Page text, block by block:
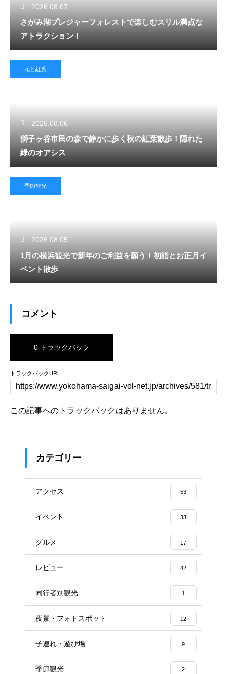
2026.08.07
さがみ湖プレジャーフォレストで楽しむスリル満点な
アトラクション！
花と紅葉
2026.08.06
獅子ヶ谷市民の森で静かに歩く秋の紅葉散歩！隠れた
緑のオアシス
季節観光
2026.08.05
1月の横浜観光で新年のご利益を願う！初詣とお正月イ
ベント散歩
コメント
0 トラックバック
トラックバックURL
この記事へのトラックバックはありません。
カテゴリー
アクセス 53
イベント 33
グルメ 17
レビュー 42
同行者別観光 1
夜景・フォトスポット 12
子連れ・遊び場 9
季節観光 2